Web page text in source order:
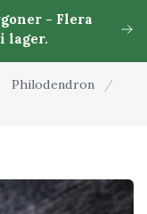
- Flera
lager.
Philodendron
/